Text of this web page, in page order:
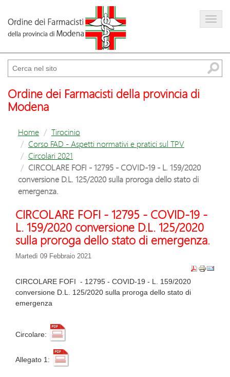
Amministrazione trasparente
Cerca
Ordine dei Farmacisti della provincia di
Modena
Home
Tirocinio
Corso FAD - Aspetti normativi e pratici sul TPV
Circolari 2021
CIRCOLARE FOFI - 12795 - COVID-19 - L. 159/2020
conversione D.L. 125/2020 sulla proroga dello stato di
emergenza.
CIRCOLARE FOFI - 12795 - COVID-19 -
L. 159/2020 conversione D.L. 125/2020
sulla proroga dello stato di emergenza.
Martedì 09 Febbraio 2021
CIRCOLARE FOFI - 12795 - COVID-19 - L. 159/2020
conversione D.L. 125/2020 sulla proroga dello stato di
emergenza
Circolare:
Allegato 1: